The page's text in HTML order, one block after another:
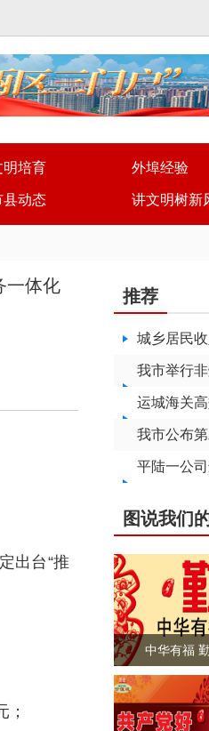
明培育
县动态
外埠经验
讲文明树新
一体化
出台“推
推荐
城乡居民
我市举行
安全事故
运城海关
赞
我市公布
无理由退
平陆一公
图说我们
中华有福